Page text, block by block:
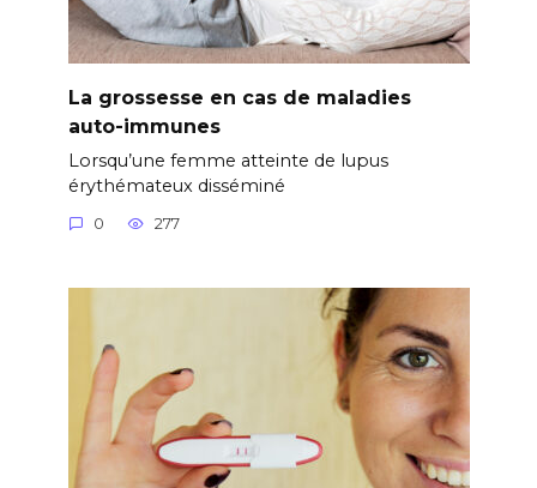
La grossesse en cas de maladies
auto-immunes
Lorsqu’une femme atteinte de lupus
érythémateux disséminé
0 277